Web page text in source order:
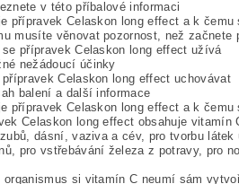
v této příbalové informaci
přípravek Celaskon long effect a k čemu
musíte věnovat pozornost, než
přípravek Celaskon long effect užívá
nežádoucí účinky
Celaskon long effect uchovávat
balení a další informace
přípravek Celaskon long effect a k čemu
Celaskon long effect obsahuje
dásní, vaziva a cév, pro tvorbu
pro vstřebávání železa z potravy, pro
organismus si vitamín C neumí sám